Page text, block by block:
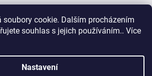
soubory cookie. Dalším procházením
souhlas s jejich používáním.. Více
Nastavení
- 2026 zoo-branik.cz - Všechna